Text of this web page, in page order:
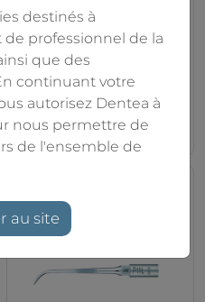
Insert Détartrage P1
Pour Varios Nsk
NSK
146.00€
destinés à
professionnel de la
que des
continuant votre
autorisez Dentea à
nous permettre de
de l'ensemble de
au site